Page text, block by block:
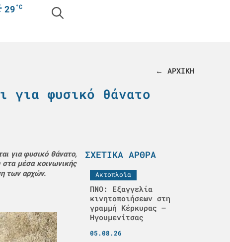
29°C
← ΑΡΧΙΚΗ
για φυσικό θάνατο
για φυσικό θάνατο,
μέσα κοινωνικής
των αρχών.
ΣΧΕΤΙΚΆ ΆΡΘΡΑ
Ακτοπλοϊα
ΠΝΟ: Εξαγγελία
κινητοποιήσεων στη
γραμμή Κέρκυρας –
Ηγουμενίτσας
05.08.26